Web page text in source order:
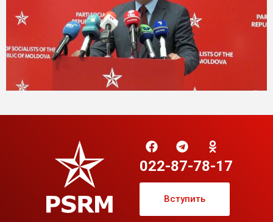
022-87-78-17
Вступить